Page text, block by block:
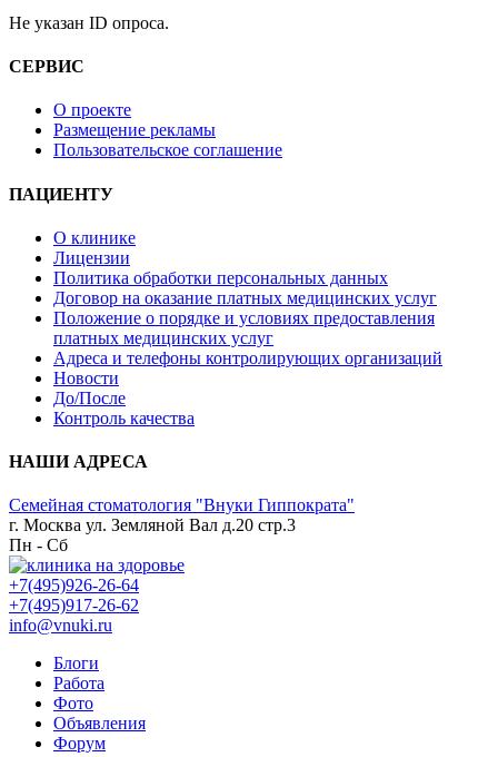
Не указан ID опроса.
СЕРВИС
О проекте
Размещение рекламы
Пользовательское соглашение
ПАЦИЕНТУ
О клинике
Лицензии
Политика обработки персональных данных
Договор на оказание платных медицинских услуг
Положение о порядке и условиях предоставления
платных медицинских услуг
Адреса и телефоны контролирующих организаций
Новости
До/После
Контроль качества
НАШИ АДРЕСА
Семейная стоматология "Внуки Гиппократа"
г. Москва ул. Земляной Вал д.20 стр.3
Пн - Сб
+7(495)926-26-64
+7(495)917-26-62
info@vnuki.ru
Блоги
Работа
Фото
Объявления
Форум